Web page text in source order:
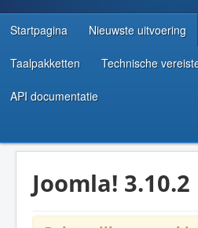
ONTWIKKELAARSBRONNEN
Startpagina Nieuwste uitvoering
Taalpakketten Technische
API documentatie
Joomla! 3.10.2